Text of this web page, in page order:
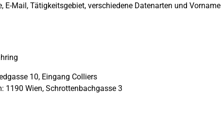
E-Mail, Tätigkeitsgebiet, verschiedene Datenarten und Vorname
10, Eingang Colliers
1190 Wien, Schrottenbachgasse 3